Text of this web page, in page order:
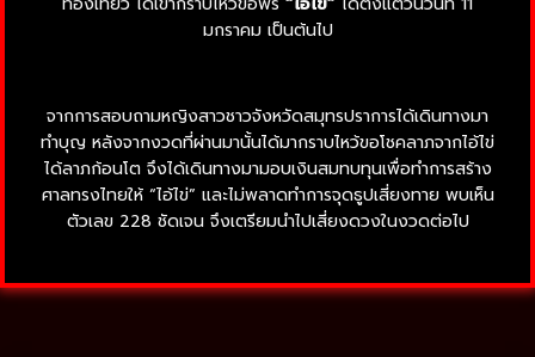
มกราคม เป็นต้นไป
จากการสอบถามหญิงสาวชาวจังหวัดสมุทรปราการได้เดินทางมา
ทำบุญ หลังจากงวดที่ผ่านมานั้นได้มากราบไหว้ขอโชคลาภจากไอ้ไข่
ได้ลาภก้อนโต จึงได้เดินทางมามอบเงินสมทบทุนเพื่อทำการสร้าง
ศาลทรงไทยให้ “ไอ้ไข่” และไม่พลาดทำการจุดธูปเสี่ยงทาย พบเห็น
ตัวเลข 228 ชัดเจน จึงเตรียมนำไปเสี่ยงดวงในงวดต่อไป